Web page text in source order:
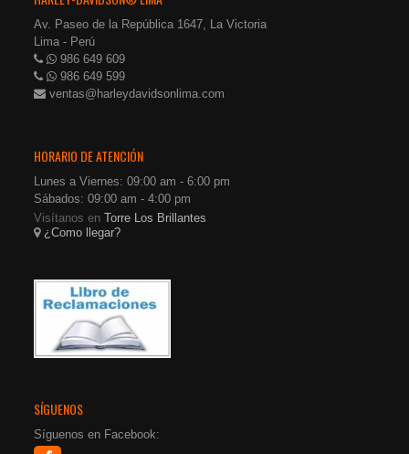
Av. Paseo de la República 1647, La Victoria
Lima - Perú
986 649 609
986 649 599
ventas@harleydavidsonlima.com
HORARIO DE ATENCIÓN
Lunes a Viernes: 09:00 am - 6:00 pm
Sábados: 09:00 am - 4:00 pm
Visítanos enTorre Los Brillantes
¿Como llegar?
SÍGUENOS
Síguenos en Facebook: